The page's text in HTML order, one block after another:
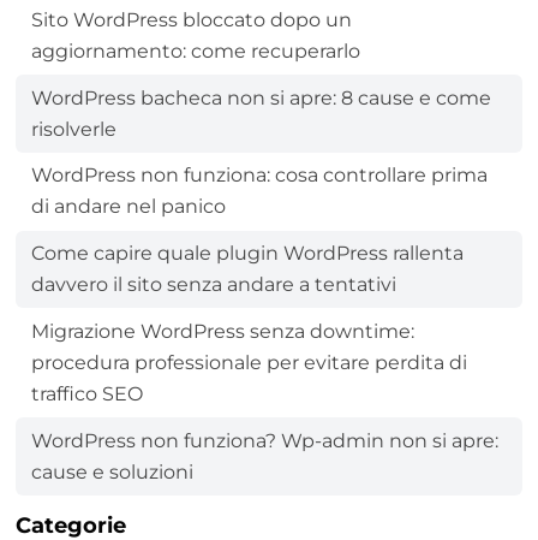
Sito WordPress bloccato dopo un
aggiornamento: come recuperarlo
WordPress bacheca non si apre: 8 cause e come
risolverle
WordPress non funziona: cosa controllare prima
di andare nel panico
Come capire quale plugin WordPress rallenta
davvero il sito senza andare a tentativi
Migrazione WordPress senza downtime:
procedura professionale per evitare perdita di
traffico SEO
WordPress non funziona? Wp-admin non si apre:
cause e soluzioni
Categorie